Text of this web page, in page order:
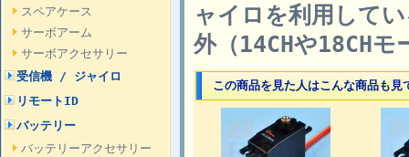
スペアケース
サーボアーム
サーボアクセサリー
受信機 / ジャイロ
リモートID
バッテリー
バッテリーアクセサリー
ャイロを利用して
外（14CHや18CH
この商品を見た人はこんな商品も見